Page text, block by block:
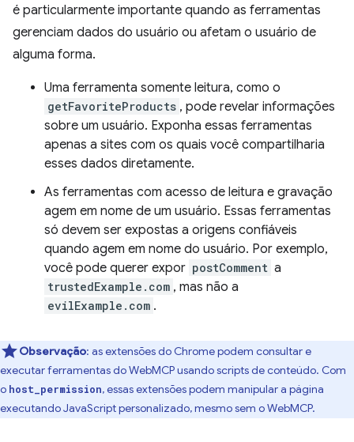
é particularmente importante quando as ferramentas
gerenciam dados do usuário ou afetam o usuário de
alguma forma.
Uma ferramenta somente leitura, como o
getFavoriteProducts , pode revelar informações
sobre um usuário. Exponha essas ferramentas
apenas a sites com os quais você compartilharia
esses dados diretamente.
As ferramentas com acesso de leitura e gravação
agem em nome de um usuário. Essas ferramentas
só devem ser expostas a origens confiáveis
quando agem em nome do usuário. Por exemplo,
você pode querer expor postComment a
trustedExample.com , mas não a
evilExample.com .
Observação: as extensões do Chrome podem consultar e
executar ferramentas do WebMCP usando scripts de conteúdo. Com
o host_permission, essas extensões podem manipular a página
executando JavaScript personalizado, mesmo sem o WebMCP.